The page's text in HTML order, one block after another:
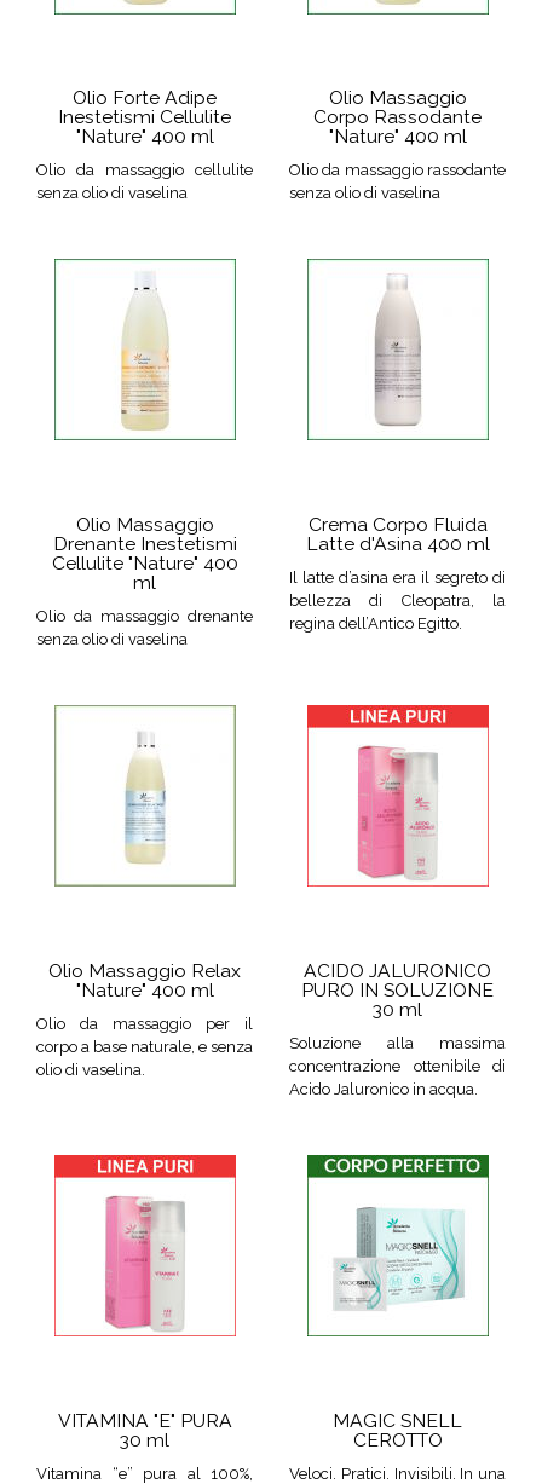
Olio Forte Adipe
Inestetismi Cellulite
"Nature" 400 ml
Olio da massaggio cellulite
senza olio di vaselina
Olio Massaggio
Corpo Rassodante
"Nature" 400 ml
Olio da massaggio rassodante
senza olio di vaselina
Olio Massaggio
Drenante Inestetismi
Cellulite "Nature" 400
ml
Olio da massaggio drenante
senza olio di vaselina
Crema Corpo Fluida
Latte d'Asina 400 ml
Il latte d’asina era il segreto di
bellezza di Cleopatra, la
regina dell’Antico Egitto.
Olio Massaggio Relax
"Nature" 400 ml
Olio da massaggio per il
corpo a base naturale, e senza
olio di vaselina.
ACIDO JALURONICO
PURO IN SOLUZIONE
30 ml
Soluzione alla massima
concentrazione ottenibile di
Acido Jaluronico in acqua.
VITAMINA "E" PURA
30 ml
Vitamina “e” pura al 100%,
MAGIC SNELL
CEROTTO
Veloci. Pratici. Invisibili. In una